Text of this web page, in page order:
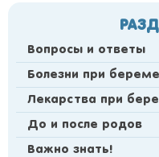
Вопросы и ответы
Болезни при
Лекарства при
До и после родов
Важно знать!